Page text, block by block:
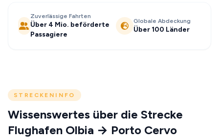
Zuverlässige Fahrten
Über 4 Mio. beförderte
Passagiere
Globale Abdeckung
Über 100 Länder
STRECKENINFO
Wissenswertes über die Strecke
Flughafen Olbia → Porto Cervo